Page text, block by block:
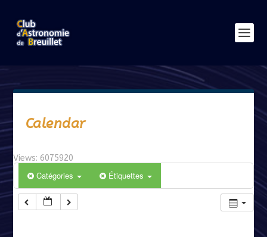
Calendar
Views: 6075920
Catégories Étiquettes